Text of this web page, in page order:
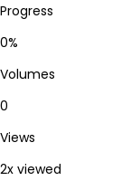
Progress
0%
Volumes
0
Views
2x viewed